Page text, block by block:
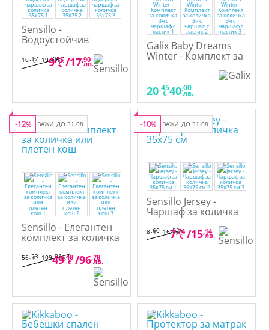
Sensillo -
Водоустойчив
чаршаф за количка
35x75
10,17
€ 19,89лв.
9,15
€ /17,90
лв.
Galix Baby Dreams
Winter - Комплект за
20,45
€ 40,00
лв.
ВАЖИ ДО 31.08
-12%
Sensillo - Елегантен
комплект за количка
56,23
€ 109,98лв.
49,48
€ /96,78
лв.
ВАЖИ ДО 31.08
-10%
Sensillo Jersey -
Чаршаф за количка
35х75 см
8,60
€ 16,82лв.
7,74
€ /15,14
лв.